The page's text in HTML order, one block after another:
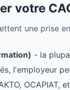
votre
une prise
- la
l'employeur
OCAPIAT,